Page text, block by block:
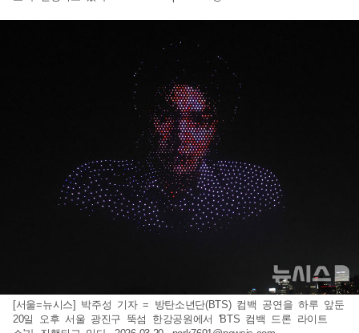
[서울=뉴시스] 박주성 기자 = 방탄소년단(BTS) 컴백 공연을 하루 앞둔
20일 오후 서울 광진구 뚝섬 한강공원에서 'BTS 컴백 드론 라이트